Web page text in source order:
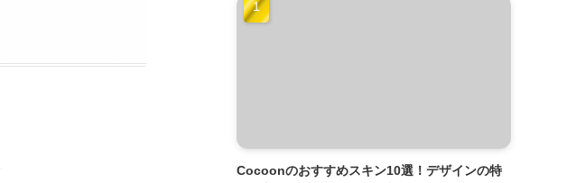
Cocoonのおすすめスキン10選！デザインの特